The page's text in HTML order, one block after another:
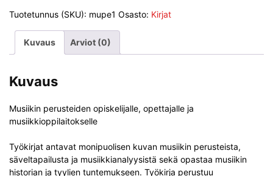
määrä
Tuotetunnus (SKU): mupe1 Osasto: Kirjat
Kuvaus Arviot (0)
Kuvaus
Musiikin perusteiden opiskelijalle, opettajalle ja
musiikkioppilaitokselle
Työkirjat antavat monipuolisen kuvan musiikin perusteista,
säveltapailusta ja musiikkianalyysistä sekä opastaa musiikin
historian ja tyylien tuntemukseen. Työkirja perustuu